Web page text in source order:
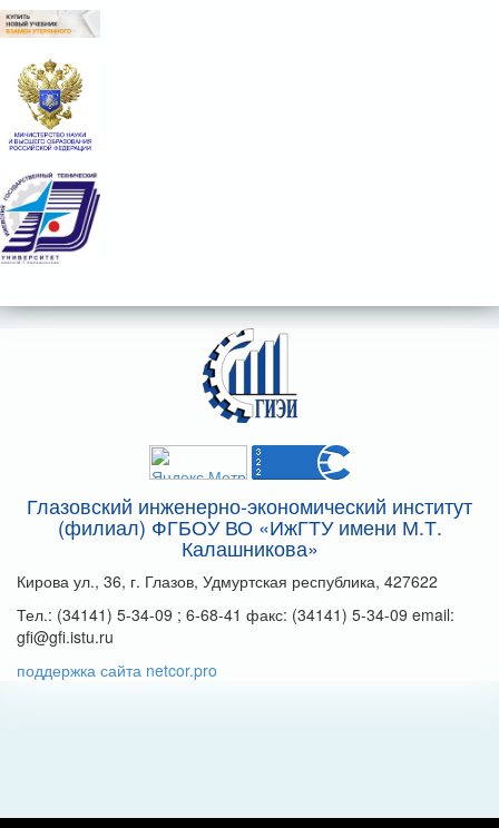
Глазовский инженерно-экономический институт
(филиал) ФГБОУ ВО «ИжГТУ имени М.Т.
Калашникова»
Кирова ул., 36, г. Глазов, Удмуртская республика, 427622
Тел.: (34141) 5-34-09 ; 6-68-41 факс: (34141) 5-34-09 email:
gfi@gfi.istu.ru
поддержка сайта netcor.pro